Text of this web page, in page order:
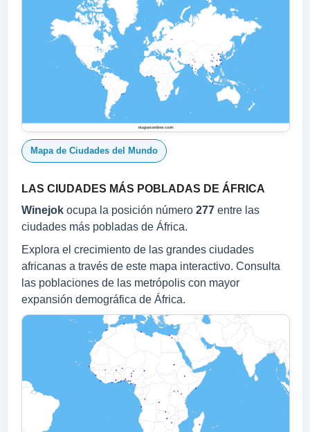
Mapa de Ciudades del Mundo
LAS CIUDADES MÁS POBLADAS DE ÁFRICA
Winejok ocupa la posición número 277 entre las
ciudades más pobladas de África.
Explora el crecimiento de las grandes ciudades
africanas a través de este mapa interactivo. Consulta
las poblaciones de las metrópolis con mayor
expansión demográfica de África.